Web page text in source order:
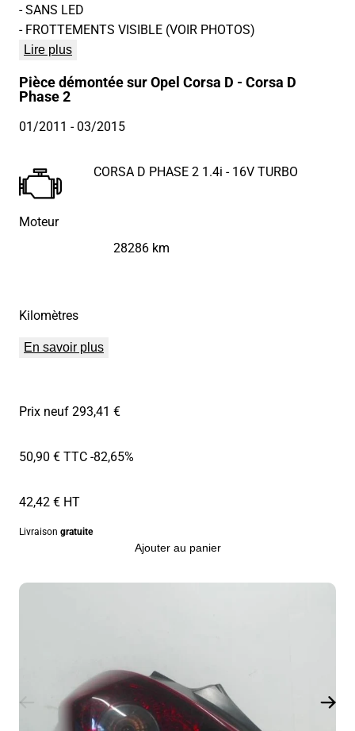
- SANS LED
- FROTTEMENTS VISIBLE (VOIR PHOTOS)
Lire plus
Pièce démontée sur Opel Corsa D - Corsa D
Phase 2
01/2011 - 03/2015
Moteur
CORSA D PHASE 2 1.4i - 16V TURBO
Kilomètres
28286 km
En savoir plus
Prix neuf 293,41 €
50,90 € TTC-82,65%
42,42 € HT
Livraison gratuite
Ajouter au panier